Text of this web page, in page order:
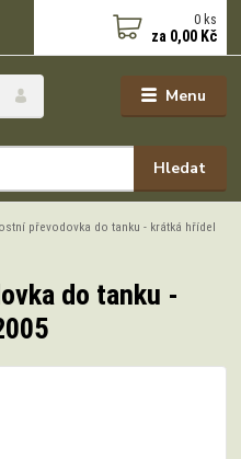
Menu
Hledat
0 ks
za 0,00 Kč
převodovka do tanku - krátká hřídel
do tanku -